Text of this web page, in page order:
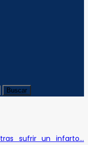
sufrir un infarto…